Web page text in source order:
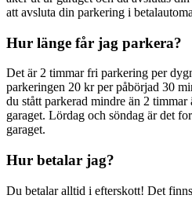
Inspiration
Sök
Öppettider
Praktisk information
Lediga jobb
att avsluta din parkering i
Hur länge får jag parkera?
Det är 2 timmar fri parkering per
parkeringen 20 kr per påbörjad 30
du stått parkerad mindre än 2 timmar
garaget. Lördag och söndag är det
garaget.
Hur betalar jag?
Du betalar alltid i efterskott! Det